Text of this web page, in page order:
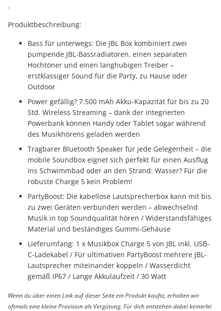
.
Produktbeschreibung:
Bass für unterwegs: Die JBL Box kombiniert zwei
pumpende JBL-Bassradiatoren, einen separaten
Hochtöner und einen langhubigen Treiber –
erstklassiger Sound für die Party, zu Hause oder
Outdoor
Power gefällig? 7.500 mAh Akku-Kapazität für bis zu 20
Std. Wireless Streaming – dank der integrierten
Powerbank können Handy oder Tablet sogar während
des Musikhörens geladen werden
Tragbarer Bluetooth Speaker für jede Gelegenheit – die
mobile Soundbox eignet sich perfekt für einen Ausflug
ins Schwimmbad oder an den Strand: Wasser? Für die
robuste Charge 5 kein Problem!
PartyBoost: Die kabellose Lautsprecherbox kann mit bis
zu zwei Geräten verbunden werden – abwechselnd
Musik in top Soundqualität hören / Widerstandsfähiges
Material und beständiges Gummi-Gehäuse
Lieferumfang: 1 x Musikbox Charge 5 von JBL inkl. USB-
C-Ladekabel / Für ultimativen PartyBoost mehrere JBL-
Lautsprecher miteinander koppeln / Wasserdicht
gemäß IP67 / Lange Akkulaufzeit / 30 Watt
Wenn du über einen Link auf dieser Seite ein Produkt kaufst, erhalten wir
oftmals eine kleine Provision als Vergütung. Für dich entstehen dabei keinerlei